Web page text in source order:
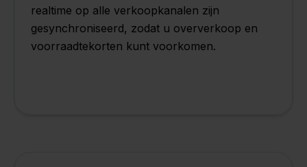
realtime op alle verkoopkanalen zijn
gesynchroniseerd, zodat u oververkoop en
voorraadtekorten kunt voorkomen.